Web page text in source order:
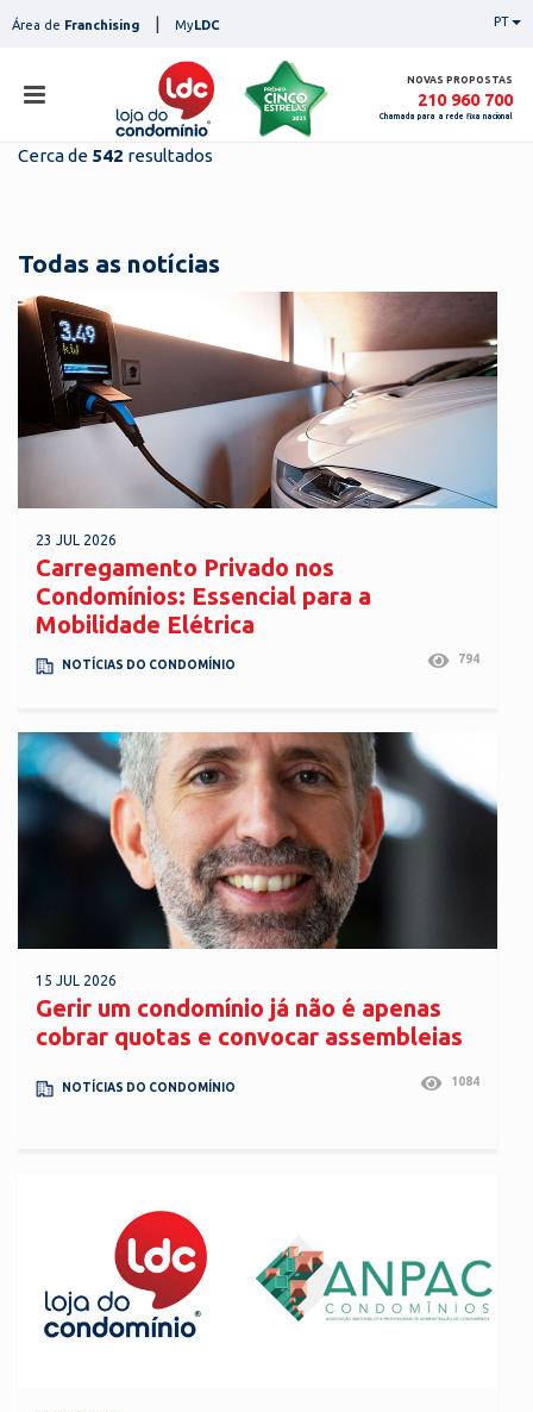
toÁrea de Franchising MyLDC PT
NOVAS PROPOSTAS
210 960 700
Chamada para a rede fixa nacional
notícias
contactos
Cerca de 542 resultados
Todas as notícias
23 JUL 2026
Carregamento Privado nos
Condomínios: Essencial para a
Mobilidade Elétrica
NOTÍCIAS DO CONDOMÍNIO 794
15 JUL 2026
Gerir um condomínio já não é apenas
cobrar quotas e convocar assembleias
NOTÍCIAS DO CONDOMÍNIO 1084